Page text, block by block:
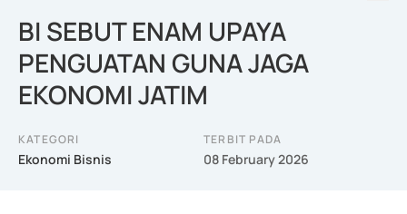
BI SEBUT ENAM UPAYA
PENGUATAN GUNA JAGA
EKONOMI JATIM
KATEGORI
Ekonomi Bisnis
TERBIT PADA
08 February 2026